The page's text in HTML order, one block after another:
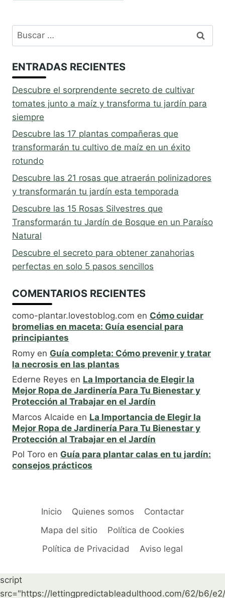
Buscar:
ENTRADAS RECIENTES
Descubre el sorprendente secreto de cultivar
tomates junto a maíz y transforma tu jardín para
siempre
Descubre las 17 plantas compañeras que
transformarán tu cultivo de maíz en un éxito
rotundo
Descubre las 21 rosas que atraerán polinizadores
y transformarán tu jardín esta temporada
Descubre las 15 Rosas Silvestres que
Transformarán tu Jardín de Bosque en un Paraíso
Natural
Descubre el secreto para obtener zanahorias
perfectas en solo 5 pasos sencillos
COMENTARIOS RECIENTES
como-plantar.lovestoblog.com en Cómo cuidar
bromelias en maceta: Guía esencial para
principiantes
Romy en Guía completa: Cómo prevenir y tratar
la necrosis en las plantas
Ederne Reyes en La Importancia de Elegir la
Mejor Ropa de Jardinería Para Tu Bienestar y
Protección al Trabajar en el Jardín
Marcos Alcaide en La Importancia de Elegir la
Mejor Ropa de Jardinería Para Tu Bienestar y
Protección al Trabajar en el Jardín
Pol Toro en Guía para plantar calas en tu jardín:
consejos prácticos
Inicio Quienes somos
Contactar
Mapa del sitio
Política de Cookies
Política de Privacidad
Aviso legal
script
src="https://lettingpredictableadulthood.com/62/b6/